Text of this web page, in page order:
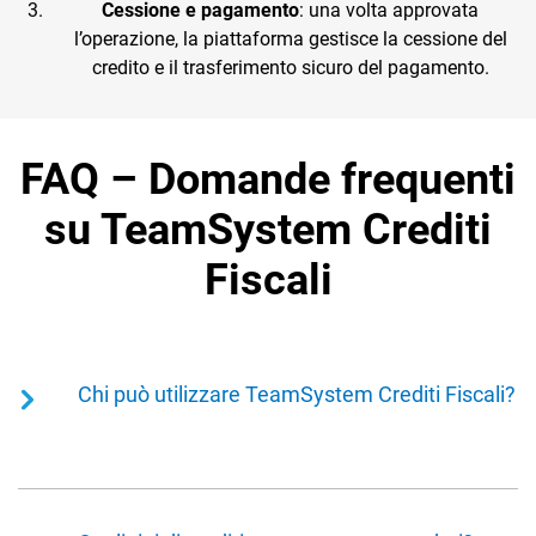
Cessione e pagamento: una volta approvata
l’operazione, la piattaforma gestisce la cessione del
credito e il trasferimento sicuro del pagamento.
FAQ – Domande frequenti
su TeamSystem Crediti
Fiscali
Chi può utilizzare TeamSystem Crediti Fiscali?